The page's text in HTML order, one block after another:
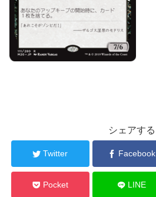
シェアする
Twitter Facebook
Pocket LINE